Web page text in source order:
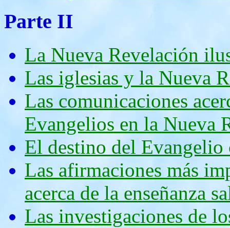
Parte II
La Nueva Revelación
Las iglesias y la Nueva
Las comunicaciones
Evangelios en la Nueva
El destino del
Las afirmaciones más
acerca de la enseñanza
Las investigaciones de